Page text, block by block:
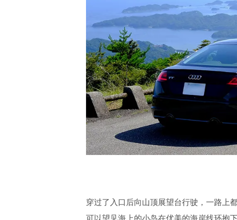
穿过了入口后向山顶展望台行驶，一路上